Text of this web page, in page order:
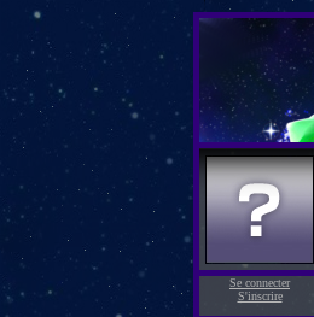
Se connecter
S'inscrire